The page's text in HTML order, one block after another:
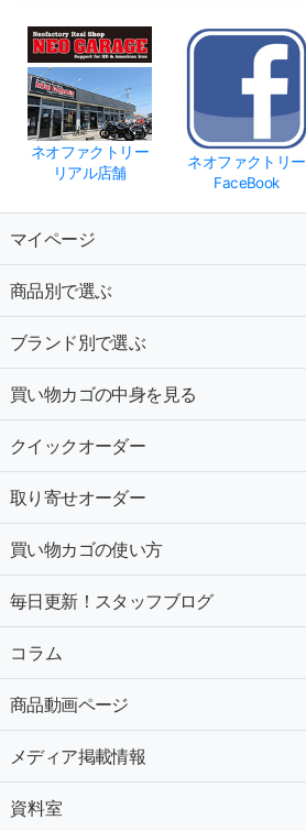
ネオファクトリー
リアル店舗
ネオファクトリー
FaceBook
マイページ
商品別で選ぶ
ブランド別で選ぶ
買い物カゴの中身を見る
クイックオーダー
取り寄せオーダー
買い物カゴの使い方
毎日更新！スタッフブログ
コラム
商品動画ページ
メディア掲載情報
資料室